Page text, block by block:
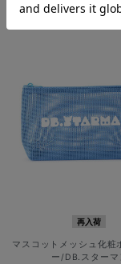
ツ/#54:石田裕
再入荷
マスコットメッシュ化粧
ー/DB.スターマ